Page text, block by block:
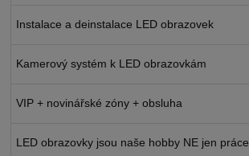
Instalace a deinstalace LED obrazovek
Kamerový systém k LED obrazovkám
VIP + novinářské zóny + obsluha
LED obrazovky jsou naše hobby NE jen práce